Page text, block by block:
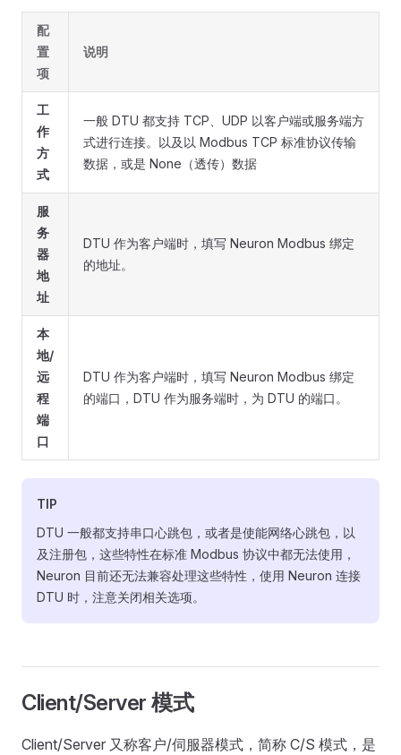
配
置
项
说明
工
作
方
式
一般 DTU 都支持 TCP、UDP 以客户端或服务端方
式进行连接。以及以 Modbus TCP 标准协议传输
数据，或是 None（透传）数据
服
务
器
地
址
DTU 作为客户端时，填写 Neuron Modbus 绑定
的地址。
本
地/
远
程
端
口
DTU 作为客户端时，填写 Neuron Modbus 绑定
的端口，DTU 作为服务端时，为 DTU 的端口。
TIP
DTU 一般都支持串口心跳包，或者是使能网络心跳包，以
及注册包，这些特性在标准 Modbus 协议中都无法使用，
Neuron 目前还无法兼容处理这些特性，使用 Neuron 连接
DTU 时，注意关闭相关选项。
Client/Server 模式
Client/Server 又称客户/伺服器模式，简称 C/S 模式，是